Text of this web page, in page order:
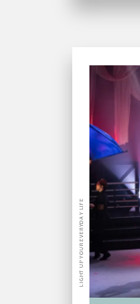
LIGHT UP YOUR EVERYDAY LIFE